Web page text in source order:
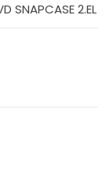
SNAPCASE 2.EL